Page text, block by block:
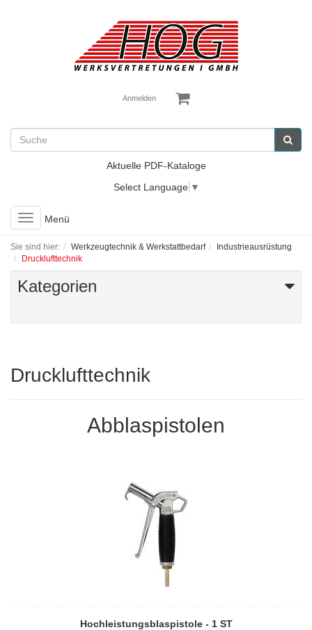
Anmelden
Aktuelle PDF-Kataloge
Select Language ▼
Toggle
navigation
Menü
Sie sind hier: Werkzeugtechnik & Werkstattbedarf
Industrieausrüstung
Drucklufttechnik
Kategorien
Drucklufttechnik
Abblaspistolen
Hochleistungsblaspistole - 1 ST